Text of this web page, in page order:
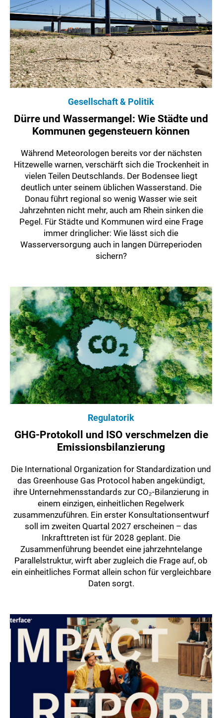
Gesellschaft & Politik
Dürre und Wassermangel: Wie Städte und
Kommunen gegensteuern können
Während Meteorologen bereits vor der nächsten
Hitzewelle warnen, verschärft sich die Trockenheit in
vielen Teilen Deutschlands. Der Bodensee liegt
deutlich unter seinem üblichen Wasserstand. Die
Donau führt regional so wenig Wasser wie seit
Jahrzehnten nicht mehr, auch am Rhein sinken die
Pegel. Für Städte und Kommunen wird eine Frage
immer dringlicher: Wie lässt sich die
Wasserversorgung auch in langen Dürreperioden
sichern?
Regulatorik
GHG-Protokoll und ISO verschmelzen die
Emissionsbilanzierung
Die International Organization for Standardization und
das Greenhouse Gas Protocol haben angekündigt,
ihre Unternehmensstandards zur CO₂-Bilanzierung in
einem einzigen, einheitlichen Regelwerk
zusammenzuführen. Ein erster Konsultationsentwurf
soll im zweiten Quartal 2027 erscheinen – das
Inkrafttreten ist für 2028 geplant. Die
Zusammenführung beendet eine jahrzehntelange
Parallelstruktur, wirft aber zugleich die Frage auf, ob
ein einheitliches Format allein schon für vergleichbare
Daten sorgt.